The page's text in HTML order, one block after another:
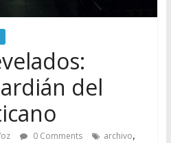
del
0 Comments archivo,